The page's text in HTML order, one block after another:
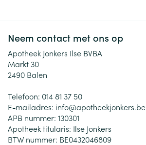
Neem contact met ons op
Apotheek Jonkers Ilse BVBA
Markt 30
2490 Balen
Telefoon: 014 81 37 50
E-mailadres: info@apotheekjonkers.be
APB nummer: 130301
Apotheek titularis: Ilse Jonkers
BTW nummer: BE0432046809